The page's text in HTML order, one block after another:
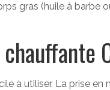
gras (huile à barbe
à utiliser. La prise